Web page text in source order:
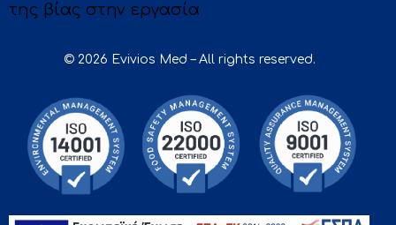
της βίας στην εργασία
© 2026 Evivios Med – All rights reserved.